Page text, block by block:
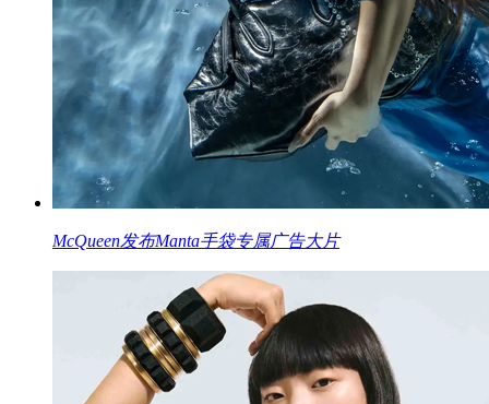
McQueen发布Manta手袋专属广告大片